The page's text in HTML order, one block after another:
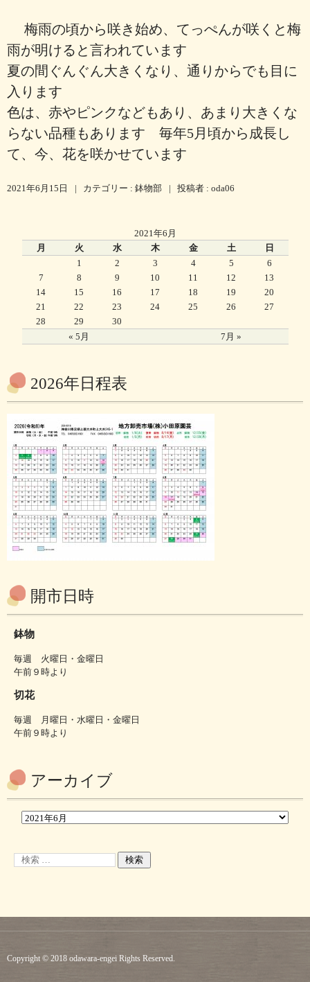
梅雨の頃から咲き始め、てっぺんが咲くと梅
雨が明けると言われています
夏の間ぐんぐん大きくなり、通りからでも目に
入ります
色は、赤やピンクなどもあり、あまり大きくな
らない品種もあります 毎年5月頃から成長し
て、今、花を咲かせています
2021年6月15日 | カテゴリー : 鉢物部 | 投稿者 : oda06
2021年6月
月
火 水 木 金 土 日
« 5月 7月 »
1 2 3 4 5
6
7
8 9 10 11 12
13
14
15 16 17 18 19
20
21
22 23 24 25 26
27
28
29 30
2026年日程表
開市日時
鉢物
毎週 火曜日・金曜日
午前９時より
切花
毎週 月曜日・水曜日・金曜日
午前９時より
アーカイブ
Copyright © 2018 odawara-engei Rights Reserved.